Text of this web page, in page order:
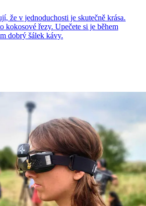
že v jednoduchosti je skutečně krása.
kokosové řezy. Upečete si je během
dobrý šálek kávy.